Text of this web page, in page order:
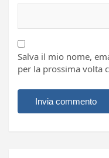
Salva il mio nome,
per la prossima volta